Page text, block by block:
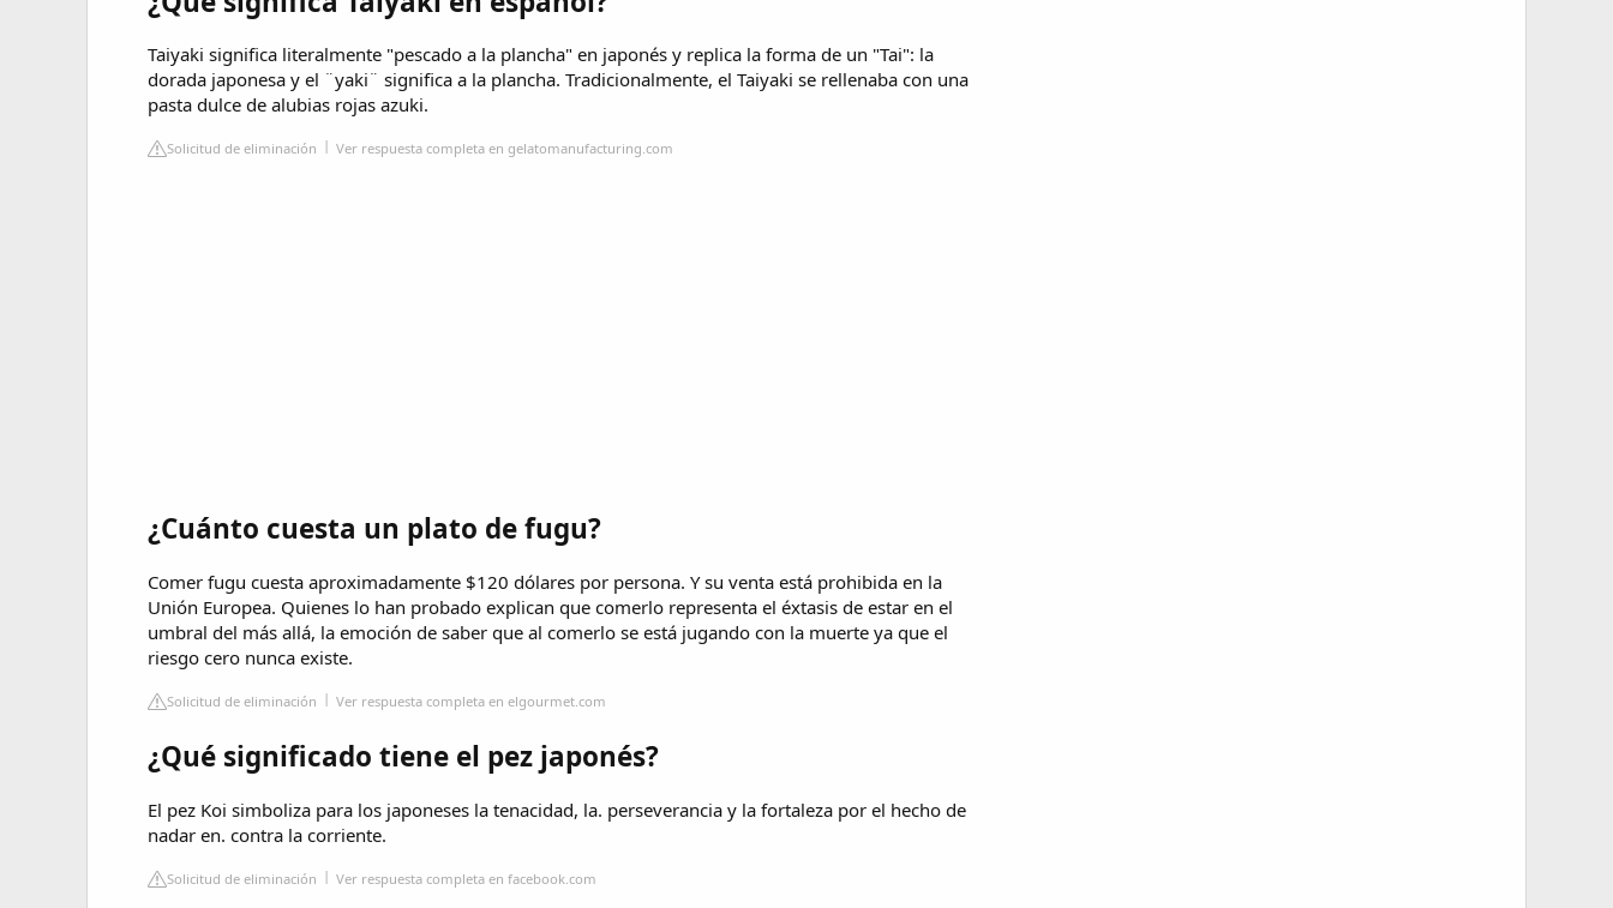
Taiyaki significa literalmente "pescado a la plancha" en japonés y replica la forma de un "Tai": la
dorada japonesa y el ¨yaki¨ significa a la plancha. Tradicionalmente, el Taiyaki se rellenaba con una
pasta dulce de alubias rojas azuki.
Solicitud de eliminación Ver respuesta completa en gelatomanufacturing.com
¿Cuánto cuesta un plato de fugu?
Comer fugu cuesta aproximadamente $120 dólares por persona. Y su venta está prohibida en la
Unión Europea. Quienes lo han probado explican que comerlo representa el éxtasis de estar en el
umbral del más allá, la emoción de saber que al comerlo se está jugando con la muerte ya que el
riesgo cero nunca existe.
Solicitud de eliminación Ver respuesta completa en elgourmet.com
¿Qué significado tiene el pez japonés?
El pez Koi simboliza para los japoneses la tenacidad, la. perseverancia y la fortaleza por el hecho de
nadar en. contra la corriente.
Solicitud de eliminación Ver respuesta completa en facebook.com